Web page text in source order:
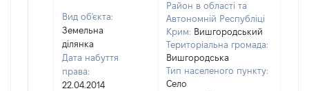
Вид об'єкта:
Земельна
ділянка
Дата набуття
права:
22.04.2014
Район в області та
Автономній Республіці
Крим: Вишгородський
Територіальна громада:
Вишгородська
Тип населеного пункту:
Село